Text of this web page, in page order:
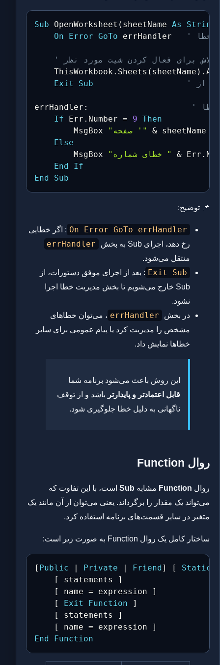
Sub OpenWorksheet ( sheetName As String
On
Error GoTo errHandler
' تلاش برای فعال کردن شیت مورد نظر
    ThisWorkbook
. Sheets ( sheetName ) .
Exit
Sub
errHandler :
خطا
If Err . Number = 9 Then
        MsgBox
"صفحه '" & sheetName
Else
        MsgBox
"خطای شماره " & Err .
End
If
End
Sub
📌 توضیح:
On Error GoTo errHandler : اگر خطایی
رخ دهد، اجرای Sub به بخش
errHandler
منتقل می‌شود.
Exit Sub : بعد از اجرای موفق دستورات، از
Sub خارج می‌شویم تا بخش مدیریت خطا اجرا
نشود.
در بخش
errHandler ، می‌توان خطاهای
مشخص را مدیریت کرد یا پیام عمومی برای سایر
خطاها نمایش داد.
این روش باعث می‌شود برنامه شما
قابل اعتمادتر و پایدارتر باشد و از توقف
ناگهانی به دلیل خطا جلوگیری شود.
روال Function
روال Function مشابه Sub است، با این تفاوت که
می‌تواند یک مقدار را برگرداند. یعنی می‌توان از آن مانند یک
متغیر در سایر قسمت‌های برنامه استفاده کرد.
ساختار کامل یک روال Function به صورت زیر است:
[ Public | Private | Friend] [ Static
    [ statements ]
    [ name
= expression ]
    [
Exit Function ]
    [ statements ]
    [ name
=
End
Function